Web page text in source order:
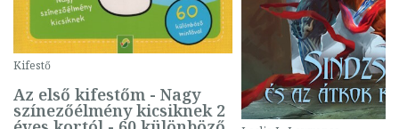
Kifestő
Az első kifestőm - Nagy
színezőélmény kicsiknek 2